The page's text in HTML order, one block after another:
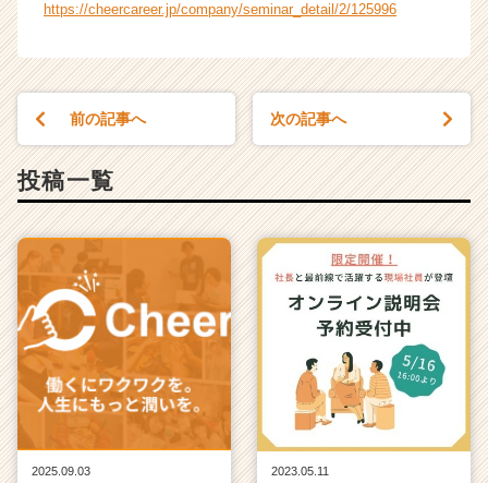
https://cheercareer.jp/company/seminar_detail/2/125996
前の記事へ 次の記事へ
投稿一覧
2025.09.03 2023.05.11